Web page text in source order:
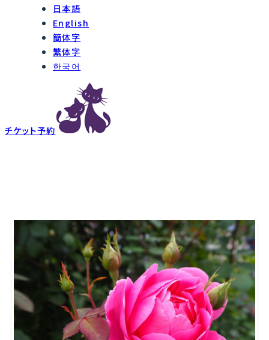
日本語
English
簡体字
繁体字
한국어
チケット予約